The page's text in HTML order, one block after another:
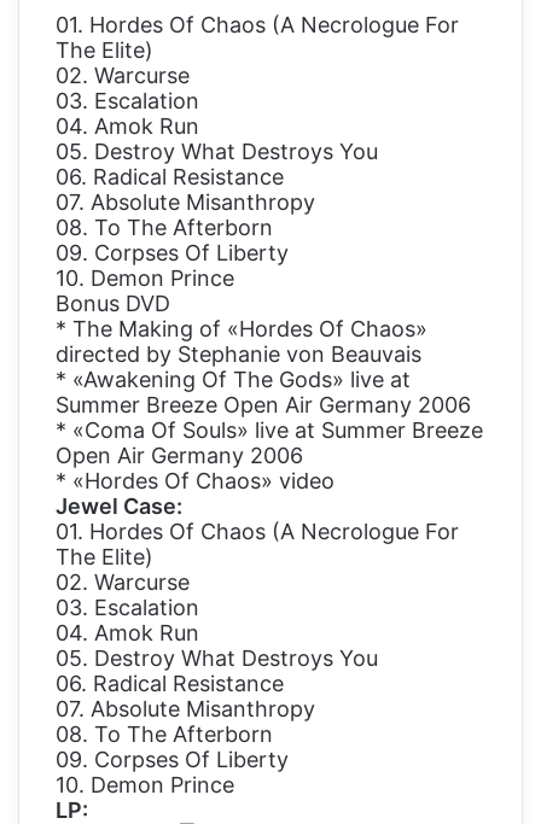
01. Hordes Of Chaos (A Necrologue For
The Elite)
02. Warcurse
03. Escalation
04. Amok Run
05. Destroy What Destroys You
06. Radical Resistance
07. Absolute Misanthropy
08. To The Afterborn
09. Corpses Of Liberty
10. Demon Prince
Bonus DVD
* The Making of «Hordes Of Chaos»
directed by Stephanie von Beauvais
* «Awakening Of The Gods» live at
Summer Breeze Open Air Germany 2006
* «Coma Of Souls» live at Summer Breeze
Open Air Germany 2006
* «Hordes Of Chaos» video
Jewel Case:
01. Hordes Of Chaos (A Necrologue For
The Elite)
02. Warcurse
03. Escalation
04. Amok Run
05. Destroy What Destroys You
06. Radical Resistance
07. Absolute Misanthropy
08. To The Afterborn
09. Corpses Of Liberty
10. Demon Prince
LP: